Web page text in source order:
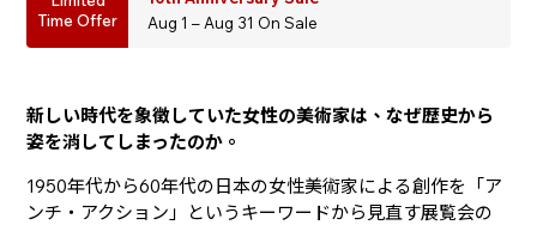
Time Offer
Aug 1 – Aug 31 On Sale
新しい時代を象徴していた女性の美術家は、なぜ歴史から
姿を消してしまったのか。
1950年代から60年代の日本の女性美術家による創作を「ア
ンチ・アクション」というキーワードから見直す展覧会の